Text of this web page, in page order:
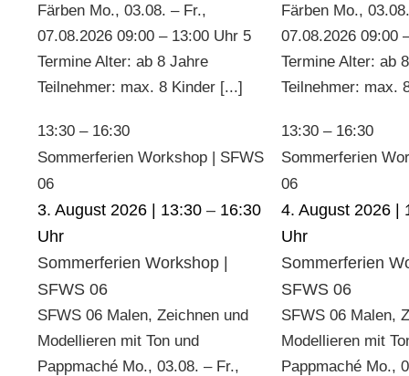
Färben Mo., 03.08. – Fr.,
07.08.2026 09:00 – 13:00 Uhr 5
Termine Alter: ab 8 Jahre
Teilnehmer: max. 8 Kinder [...]
13:30 – 16:30
Sommerferien Workshop | SFWS
06
3. August 2026 | 13:30– 16:30
Sommerferien Workshop |
SFWS 06
SFWS 06 Malen, Zeichnen und
Modellieren mit Ton und
Pappmaché Mo., 03.08. – Fr.,
Färben Mo.,
07.08.2026 09:00
Termine Alter: ab
Teilnehmer: max.
13:30 – 16:30
Sommerferien
06
4. August 2026 |
Sommerferien
SFWS 06
SFWS 06 Malen,
Modellieren mit
Pappmaché Mo.,